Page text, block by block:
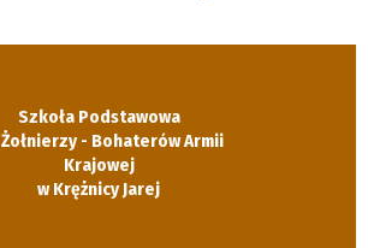
Szkoła Podstawowa
Żołnierzy - Bohaterów Armii
Krajowej
w Krężnicy Jarej